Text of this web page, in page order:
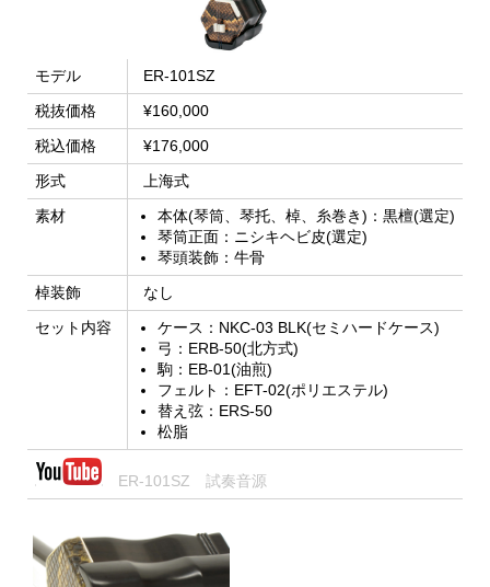
モデル ER-101SZ
税抜価格 ¥160,000
税込価格 ¥176,000
形式 上海式
素材
本体(琴筒、琴托、棹、糸巻き)：黒檀(選定)
琴筒正面：ニシキヘビ皮(選定)
琴頭装飾：牛骨
棹装飾 なし
セット内容
ケース：NKC-03 BLK(セミハードケース)
弓：ERB-50(北方式)
駒：EB-01(油煎)
フェルト：EFT-02(ポリエステル)
替え弦：ERS-50
松脂
ER-101SZ 試奏音源